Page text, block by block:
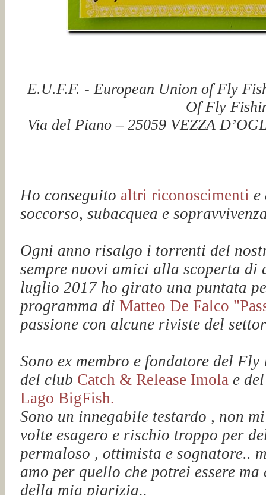
E.U.F.F. - European Union of Fly
Of Fly
Via del Piano – 25059 VEZZA
Ho conseguito altri riconoscimenti e
soccorso, subacquea e
Ogni anno risalgo i torrenti del
sempre nuovi amici alla scoperta di
luglio 2017 ho girato una puntata
programma di Matteo De Falco
passione con alcune riviste del
Sono ex membro e fondatore del
del club Catch & Release Imola e
Lago BigFish.
Sono un innegabile testardo , non
volte esagero e rischio troppo per
permaloso , ottimista e sognatore..
amo per quello che potrei essere
della mia pigrizia..